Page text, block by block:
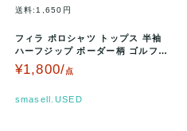
送料:1,650円
フィラ ポロシャツ トップス 半袖
ハーフジップ ボーダー柄 ゴルフウ
エア レディース Mサイズ ピ…
¥1,800/点
smasell.USED